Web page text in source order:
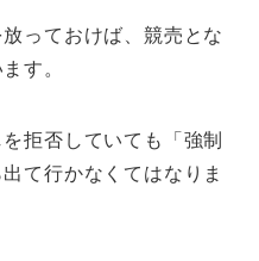
っておけば、競売とな
す。
拒否していても「強制
て行かなくてはなりま